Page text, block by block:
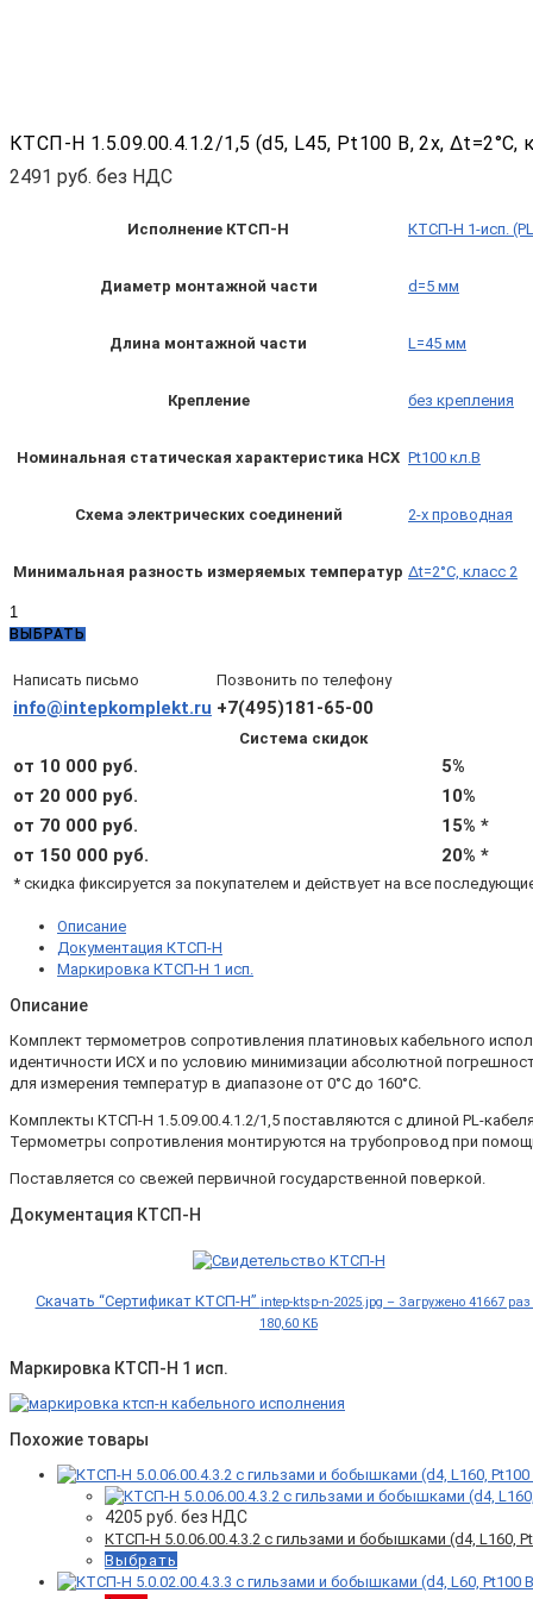
КТСП-Н 1.5.09.00.4.1.2/1,5 (d5, L45, Pt100 B, 2х, Δt=2°C,
2491 руб. без НДС
Исполнение КТСП-Н КТСП-Н 1-исп.
Диаметр монтажной части d=5 мм
Длина монтажной части L=45 мм
Крепление без крепления
Номинальная статическая характеристика НСХ Pt100 кл.B
Схема электрических соединений 2-х проводная
Минимальная разность измеряемых температур Δt=2°C, класс 2
Количество
товара
Н
1.5.09.00.4.1.2/1,5
(d5,
Pt100
2х,
Δt=2°C,
кабель
ВЫБРАТЬ
Написать письмо Позвонить по телефону
info@intepkomplekt.ru +7(495)181-65-00
Система скидок
от 10 000 руб.
5%
от 20 000 руб.
10%
от 70 000 руб.
15% *
от 150 000 руб.
20% *
* скидка фиксируется за покупателем и действует на все
Описание
Документация КТСП-Н
Маркировка КТСП-Н 1 исп.
Описание
Комплект термометров сопротивления платиновых кабельного
идентичности ИСХ и по условию минимизации абсолютной
для измерения температур в диапазоне от 0°С до 160°С.
Комплекты КТСП-Н 1.5.09.00.4.1.2/1,5 поставляются с длиной PL-
Термометры сопротивления монтируются на трубопровод при
Поставляется со свежей первичной государственной поверкой.
Документация КТСП-Н
Скачать “Сертификат КТСП-Н” intep-ktsp-n-2025.jpg – Загружено 41667
180,60 КБ
Маркировка КТСП-Н 1 исп.
Похожие товары
4205 руб. без НДС
КТСП-Н 5.0.06.00.4.3.2 c гильзами и бобышками (d4, L160,
Выбрать